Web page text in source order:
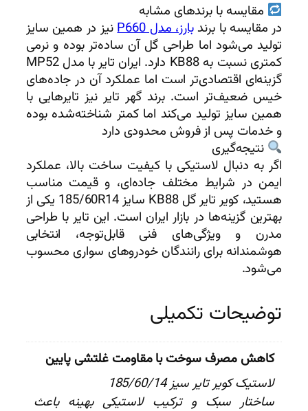
مقایسه با برندهای مشابه
در مقایسه با برندبارز، مدل P660
نیز در همین سایز
تولید می‌شود اما طراحی گل آن ساده‌تر بوده و نرمی
کمتری نسبت به KB88 دارد. ایران تایر با مدل MP52
گزینه‌ای اقتصادی‌تر است اما عملکرد آن در جاده‌های
خیس ضعیف‌تر است. برند گهر تایر نیز تایرهایی با
همین سایز تولید می‌کند اما کمتر شناخته‌شده بوده
و خدمات پس از فروش محدودی دارد
نتیجه‌گیری
اگر به دنبال لاستیکی با کیفیت ساخت بالا، عملکرد
ایمن در شرایط مختلف جاده‌ای، و قیمت مناسب
هستید، کویر تایر گل KB88 سایز 185/60R14 یکی از
بهترین گزینه‌ها در بازار ایران است. این تایر با طراحی
مدرن و ویژگی‌های فنی قابل‌توجه، انتخابی
هوشمندانه برای رانندگان خودروهای سواری محسوب
می‌شود.
توضیحات تکمیلی
کاهش مصرف سوخت با مقاومت غلتشی پایین
لاستیک کویر تایر سیز 185/60/14
ساختار سبک و ترکیب لاستیکی بهینه باعث